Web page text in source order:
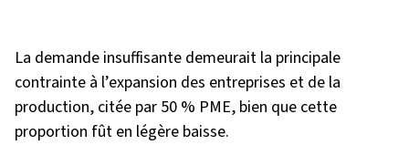
La demande insuffisante demeurait la principale
contrainte à l’expansion des entreprises et de la
production, citée par 50 % PME, bien que cette
proportion fût en légère baisse.